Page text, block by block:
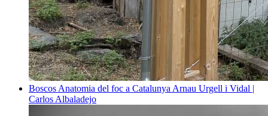
Boscos Anatomia del foc a Catalunya Arnau Urgell i Vidal |
Carlos Albaladejo